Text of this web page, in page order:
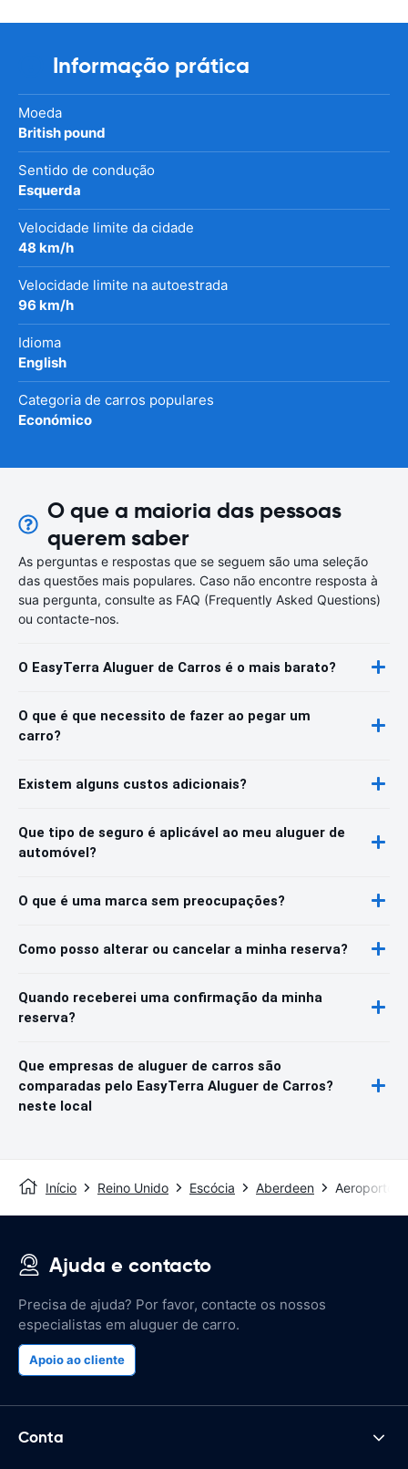
Informação prática
Moeda
British pound
Sentido de condução
Esquerda
Velocidade limite da cidade
48 km/h
Velocidade limite na autoestrada
96 km/h
Idioma
English
Categoria de carros populares
Económico
O que a maioria das pessoas
querem saber
As perguntas e respostas que se seguem são uma seleção
das questões mais populares. Caso não encontre resposta à
sua pergunta, consulte as FAQ (Frequently Asked Questions)
ou contacte-nos.
O EasyTerra Aluguer de Carros é o mais barato?
O que é que necessito de fazer ao pegar um
carro?
Existem alguns custos adicionais?
Que tipo de seguro é aplicável ao meu aluguer de
automóvel?
O que é uma marca sem preocupações?
Como posso alterar ou cancelar a minha reserva?
Quando receberei uma confirmação da minha
reserva?
Que empresas de aluguer de carros são
comparadas pelo EasyTerra Aluguer de Carros?
neste local
Início Reino Unido Escócia Aberdeen Aeroporto
Ajuda e contacto
Precisa de ajuda? Por favor, contacte os nossos
especialistas em aluguer de carro.
Apoio ao cliente
Conta